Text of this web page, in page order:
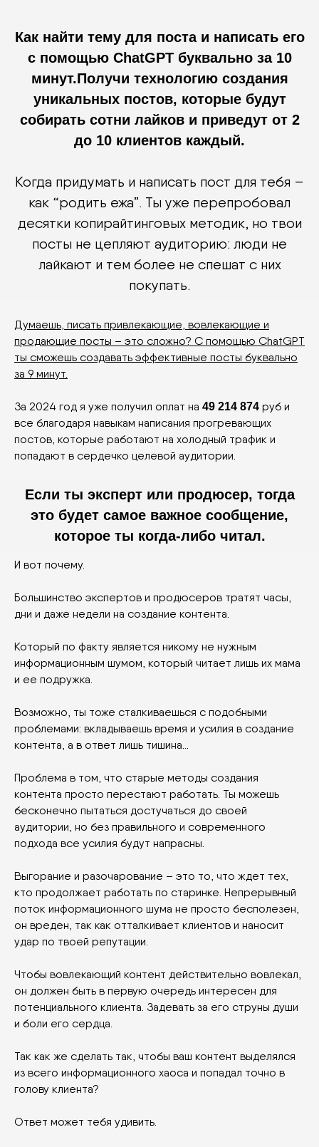
Как найти тему для поста и написать его
с помощью ChatGPT буквально за 10
минут.Получи технологию создания
уникальных постов, которые будут
собирать сотни лайков и приведут от 2
до 10 клиентов каждый.
Когда придумать и написать пост для тебя –
как “родить ежа”. Ты уже перепробовал
десятки копирайтинговых методик, но твои
посты не цепляют аудиторию: люди не
лайкают и тем более не спешат с них
покупать.
Думаешь, писать привлекающие, вовлекающие и
продающие посты – это сложно? С помощью ChatGPT
ты сможешь создавать эффективные посты буквально
за 9 минут.
За 2024 год я уже получил оплат на 49 214 874 руб и
все благодаря навыкам написания прогревающих
постов, которые работают на холодный трафик и
попадают в сердечко целевой аудитории.
Если ты эксперт или продюсер, тогда
это будет самое важное сообщение,
которое ты когда-либо читал.
И вот почему.
Большинство экспертов и продюсеров тратят часы,
дни и даже недели на создание контента.
Который по факту является никому не нужным
информационным шумом, который читает лишь их мама
и ее подружка.
Возможно, ты тоже сталкиваешься с подобными
проблемами: вкладываешь время и усилия в создание
контента, а в ответ лишь тишина…
Проблема в том, что старые методы создания
контента просто перестают работать. Ты можешь
бесконечно пытаться достучаться до своей
аудитории, но без правильного и современного
подхода все усилия будут напрасны.
Выгорание и разочарование – это то, что ждет тех,
кто продолжает работать по старинке. Непрерывный
поток информационного шума не просто бесполезен,
он вреден, так как отталкивает клиентов и наносит
удар по твоей репутации.
Чтобы вовлекающий контент действительно вовлекал,
он должен быть в первую очередь интересен для
потенциального клиента. Задевать за его струны души
и боли его сердца.
Так как же сделать так, чтобы ваш контент выделялся
из всего информационного хаоса и попадал точно в
голову клиента?
Ответ может тебя удивить.